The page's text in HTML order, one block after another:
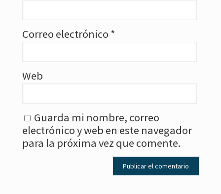
Correo electrónico *
Web
Guarda mi nombre, correo
electrónico y web en este navegador
para la próxima vez que comente.